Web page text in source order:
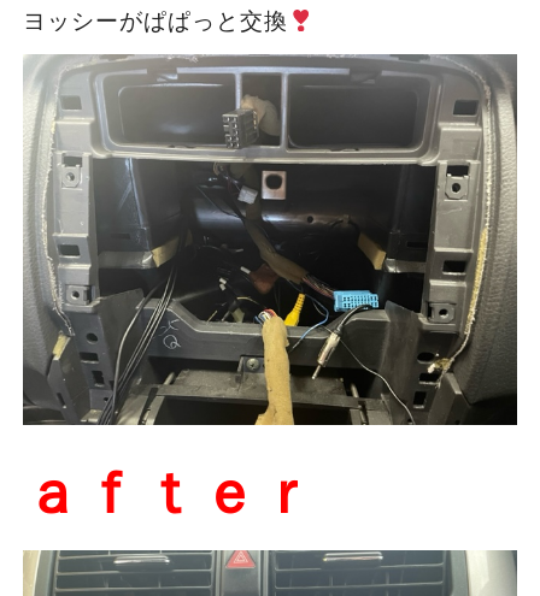
ヨッシーがぱぱっと交換
ａｆｔｅｒ